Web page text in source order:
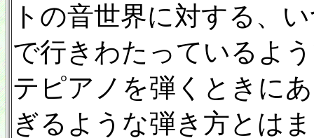
トの音世界に対する、
で行きわたっているよ
テピアノを弾くときに
ぎるような弾き方とは